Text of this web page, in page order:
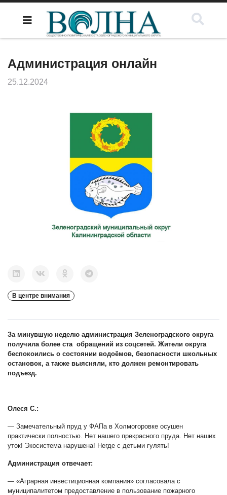
Администрация онлайн
25.12.2024
В центре внимания
За минувшую неделю администрация Зеленоградского округа
получила более ста обращений из соцсетей. Жители округа
беспокоились о состоянии водоёмов, безопасности школьных
остановок, а также выясняли, кто должен ремонтировать
подъезд.
Олеся С.:
— Замечательный пруд у ФАПа в Холмогоровке осушен
практически полностью. Нет нашего прекрасного пруда. Нет наших
уток! Экосистема нарушена! Негде с детьми гулять!
Администрация отвечает:
— «Аграрная инвестиционная компания» согласовала с
муниципалитетом предоставление в пользование пожарного